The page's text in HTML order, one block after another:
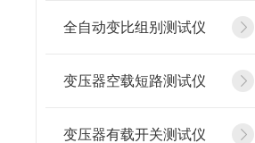
全自动变比组别测试仪
变压器空载短路测试仪
变压器有载开关测试仪